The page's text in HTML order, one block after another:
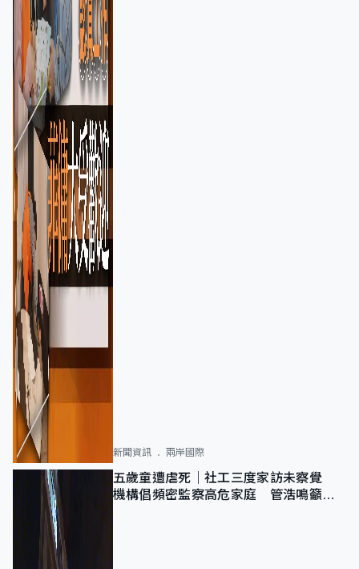
新聞資訊 兩岸國際
五歲童遭虐死｜社工三度家訪未察覺
機構倡頻密監察高危家庭 管浩鳴籲加